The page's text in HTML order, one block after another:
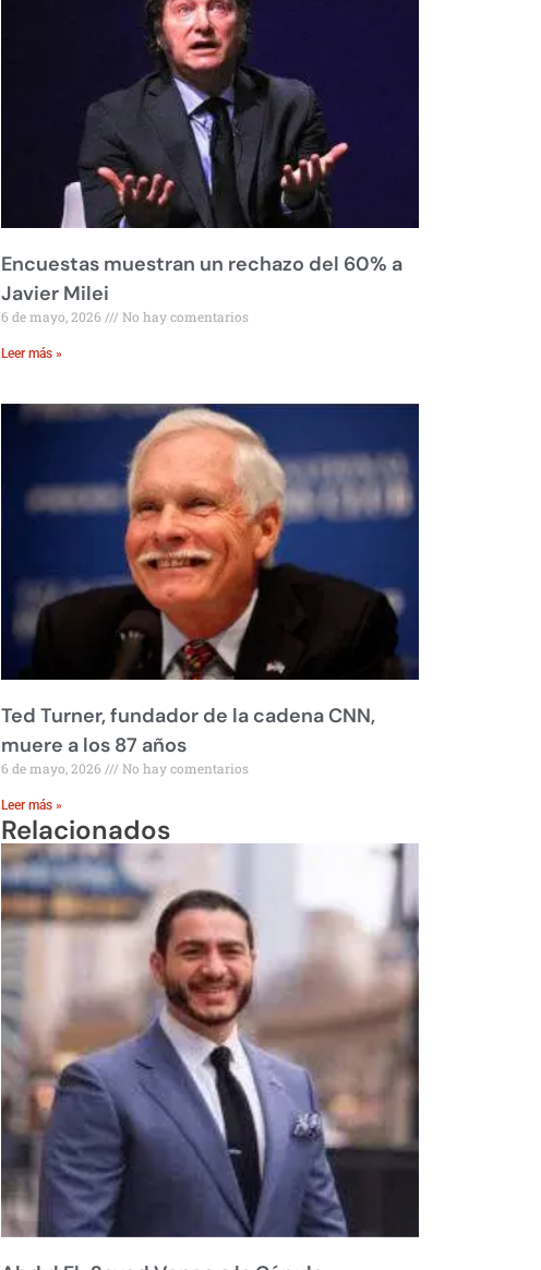
Encuestas muestran un rechazo del 60% a
Javier Milei
6 de mayo, 2026 No hay comentarios
Leer más »
Ted Turner, fundador de la cadena CNN,
muere a los 87 años
6 de mayo, 2026 No hay comentarios
Leer más »
Relacionados